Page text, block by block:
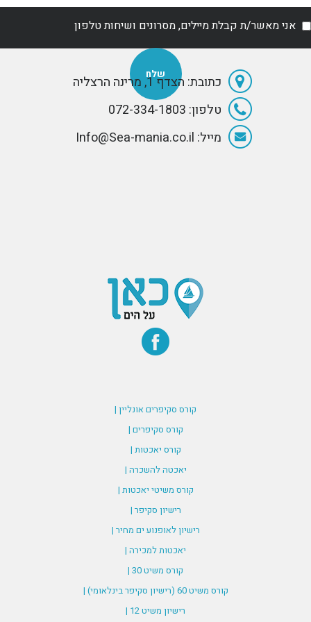
שנתיים
מקיפה.
כמו סירות דיג
בגודל בינוני,
ועבודה, סירות
גומי או לחילופין
כמנוע עזר.
המושלם
אני מאשר/ת קבלת מיילים, מסרונים ושיחות טלפון
כתובת: הצדף 1, מרינה הרצליה
טלפון: 072-334-1803
מייל: Info@Sea-mania.co.il
קורס סקיפרים אונליין |
קורס סקיפרים |
קורס יאכטות |
יאכטה להשכרה |
קורס משיטי יאכטות |
רישיון סקיפר |
רישיון לאופנוע ים מחיר |
יאכטות למכירה |
קורס משיט 30 |
קורס משיט 60 (רישיון סקיפר בינלאומי) |
רישיון משיט 12 |